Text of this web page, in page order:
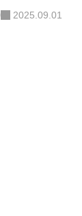
2025.09.01